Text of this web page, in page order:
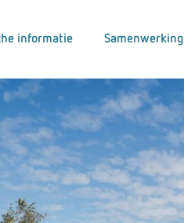
informatie Samenwerking